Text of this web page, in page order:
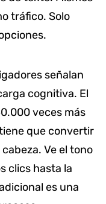
tráfico. Solo
señalan
cognitiva. El
veces más
que convertir
Ve el tono
clics hasta la
es una